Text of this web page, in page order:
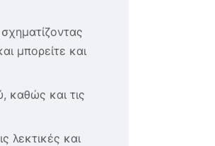
μπορείτε και
καθώς και τις
λεκτικές και